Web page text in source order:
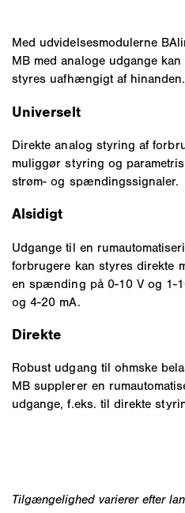
Med udvidelsesmodulerne
MB med analoge udgange
styres uafhængigt af hinanden.
Universelt
Direkte analog styring af
muliggør styring og
strøm- og spændingssignaler.
Alsidigt
Udgange til en
forbrugere kan styres direkte
en spænding på 0-10 V og 1-
og 4-20 mA.
Direkte
Robust udgang til ohmske
MB supplerer en
udgange, f.eks. til direkte